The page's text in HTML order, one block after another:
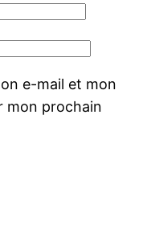
e-mail et mon
mon prochain